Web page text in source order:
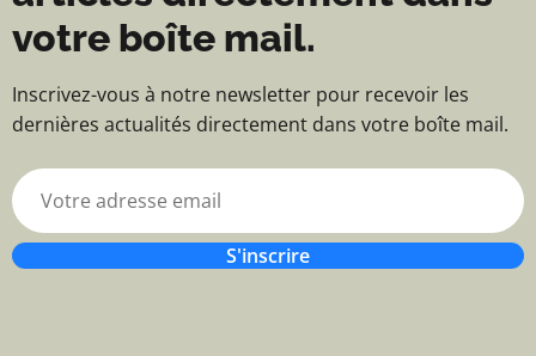
votre boîte mail.
Inscrivez-vous à notre newsletter pour recevoir les
dernières actualités directement dans votre boîte mail.
S'inscrire